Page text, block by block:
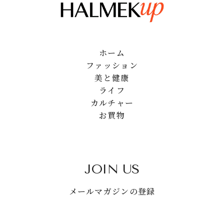
ホーム
ファッション
美と健康
ライフ
カルチャー
お買物
JOIN US
メールマガジンの登録